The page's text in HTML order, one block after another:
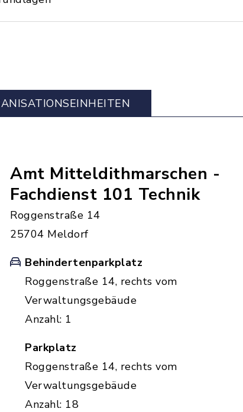
Amt Mitteldithmarschen -
Fachdienst 101 Technik
Roggenstraße 14
25704 Meldorf
Behindertenparkplatz
Roggenstraße 14, rechts vom
Verwaltungsgebäude
Anzahl: 1
Parkplatz
Roggenstraße 14, rechts vom
Verwaltungsgebäude
Anzahl: 18